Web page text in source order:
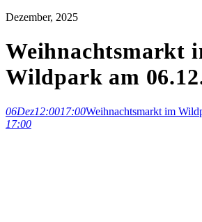
Dezember, 2025
Weihnachtsmarkt
Wildpark am
06Dez12:0017:00Weihnachtsmarkt im
17:00